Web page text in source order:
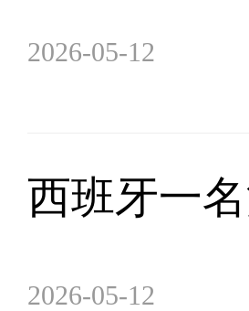
2026-05-12
西班牙一
2026-05-12